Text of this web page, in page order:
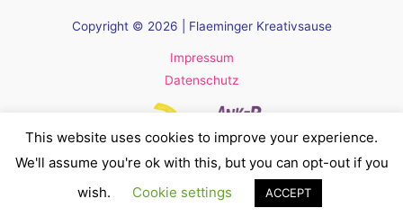
Copyright © 2026 | Flaeminger Kreativsause
Impressum
Datenschutz
This website uses cookies to improve your experience.
We'll assume you're ok with this, but you can opt-out if you
wish.
Cookie settings ACCEPT